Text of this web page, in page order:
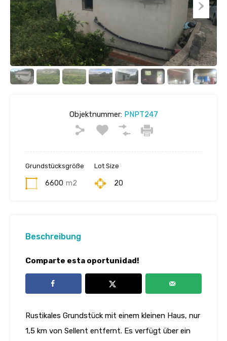
Objektnummer:PNPT247
Grundstücksgröße
6600 m2
Lot Size
20
Beschreibung
Comparte esta oportunidad!
Rustikales Grundstück mit einem kleinen Haus, nur
1,5 km von Sellent entfernt. Es verfügt über ein